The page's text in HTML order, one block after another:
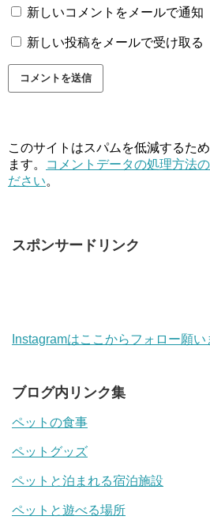
新しいコメントをメールで通知
新しい投稿をメールで受け取る
このサイトはスパムを低減するた
ます。
コメントデータの処理方法
ださい。
スポンサードリンク
Instagramはここからフォロー願い
ブログ内リンク集
ペットの食事
ペットグッズ
ペットと泊まれる宿泊施設
ペットと遊べる場所